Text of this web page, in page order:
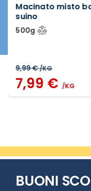
Macinato misto
suino
500g
9,99 €/KG
7,99 €/KG
BUONI